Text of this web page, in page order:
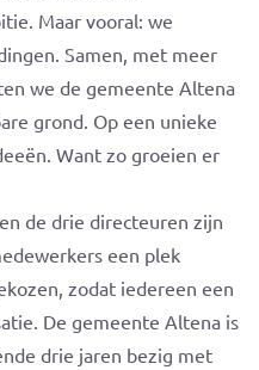
Maar vooral: we
Samen, met meer
we de gemeente Altena
grond. Op een unieke
Want zo groeien er
de drie directeuren zijn
een plek
zodat iedereen een
De gemeente Altena is
drie jaren bezig met